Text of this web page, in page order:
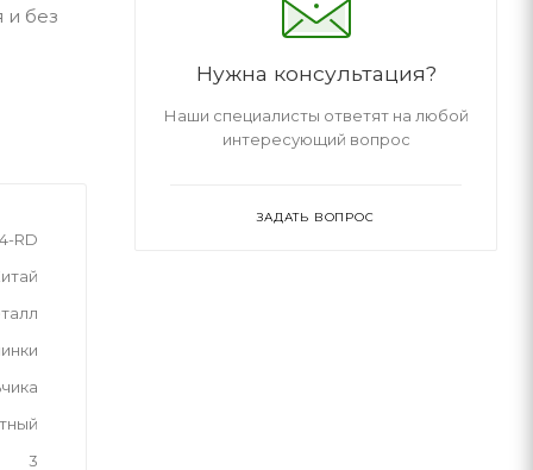
и без
RD
3
Нужна консультация?
Наши специалисты ответят на любой
интересующий вопрос
ЗАДАТЬ ВОПРОС